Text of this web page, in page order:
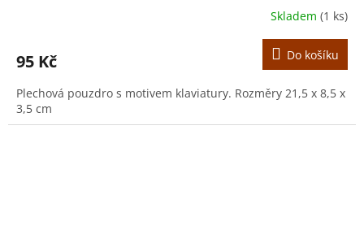
Skladem (1 ks)
95 Kč Do košíku
Plechová pouzdro s motivem klaviatury. Rozměry 21,5 x 8,5 x
3,5 cm